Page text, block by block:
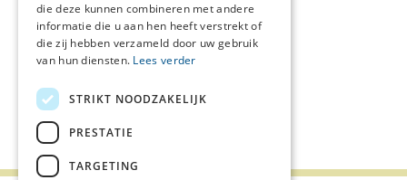
Deel deze pagina:
die deze kunnen combineren met andere
informatie die u aan hen heeft verstrekt of
die zij hebben verzameld door uw gebruik
van hun diensten. Lees verder
STRIKT NOODZAKELIJK
PRESTATIE
TARGETING